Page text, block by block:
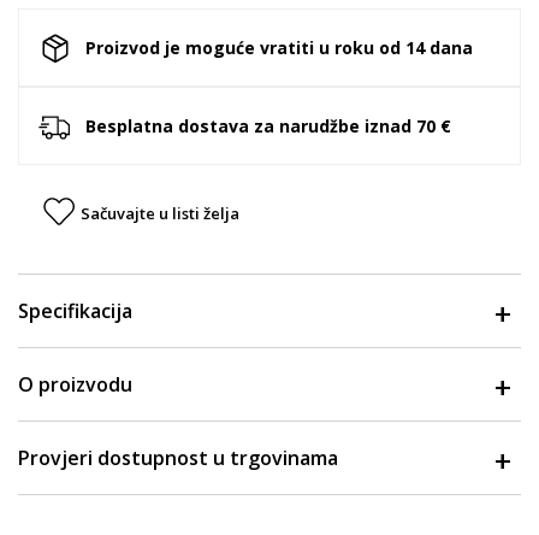
Proizvod je moguće vratiti u roku od 14 dana
Besplatna dostava za narudžbe iznad 70 €
Sačuvajte u listi želja
Specifikacija
O proizvodu
Provjeri dostupnost u trgovinama